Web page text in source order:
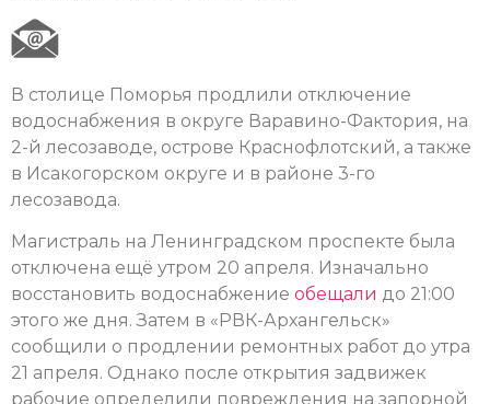
В столице Поморья продлили отключение
водоснабжения в округе Варавино-Фактория, на
2-й лесозаводе, острове Краснофлотский, а также
в Исакогорском округе и в районе 3-го
лесозавода.
Магистраль на Ленинградском проспекте была
отключена ещё утром 20 апреля. Изначально
восстановить водоснабжение обещали до 21:00
этого же дня. Затем в «РВК-Архангельск»
сообщили о продлении ремонтных работ до утра
21 апреля. Однако после открытия задвижек
рабочие определили повреждения на запорной